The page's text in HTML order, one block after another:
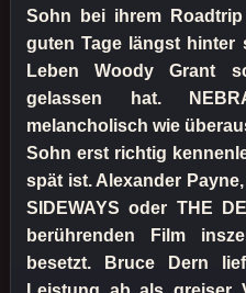
Sohn bei ihrem
guten Tage längst hinter
Leben Woody Grant
gelassen hat.
melancholisch wie
Sohn erst richtig
spät ist. Alexander
SIDEWAYS oder THE
berührenden Film
besetzt. Bruce Dern